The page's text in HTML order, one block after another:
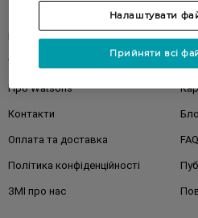
Правила та умови
Watsons Club
Про Watsons
Контакти
Оплата та доставка FAQ
Політика конфіденційності
ЗМІ про нас
Налаштувати
Прийняти всі